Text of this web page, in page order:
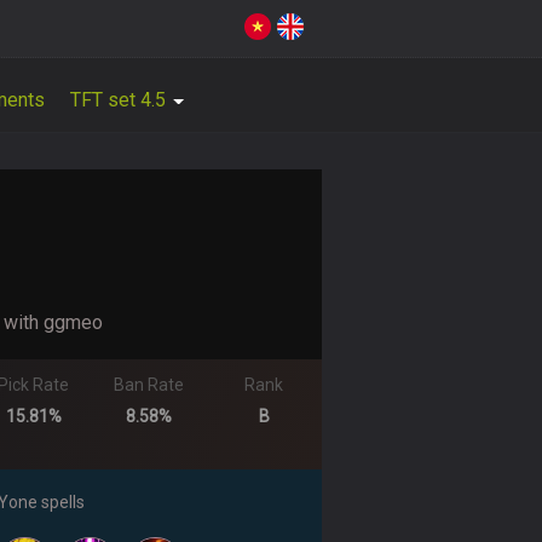
TFT set 4.5
ggmeo
Rate
15.81%
Ban Rate
8.58%
Rank
B
spells